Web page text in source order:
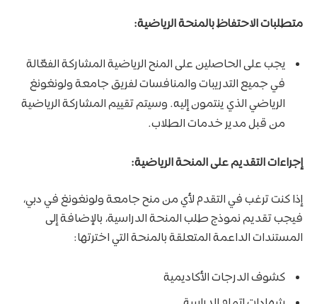
متطلبات الاحتفاظ بالمنحة الرياضية:
يجب على الحاصلين على المنح الرياضية المشاركة الفعّالة
في جميع التدريبات والمنافسات لفريق جامعة ولونغونغ
الرياضي الذي ينتمون إليه. وسيتم تقييم المشاركة الرياضية
من قبل مدير خدمات الطلاب.
إجراءات التقديم على المنحة الرياضية:
إذا كنت ترغب في التقدم لأي من منح جامعة ولونغونغ في دبي،
فيجب تقديم نموذج طلب المنحة الدراسية، بالإضافة إلى
المستندات الداعمة المتعلقة بالمنحة التي اخترتها:
كشوف الدرجات الأكاديمية